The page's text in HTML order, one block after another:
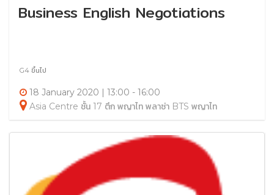
Business English Negotiations
G4 ขึ้นไป
18 January 2020 | 13:00 - 16:00
Asia Centre ชั้น 17 ตึก พญาไท พลาซ่า BTS พญาไท